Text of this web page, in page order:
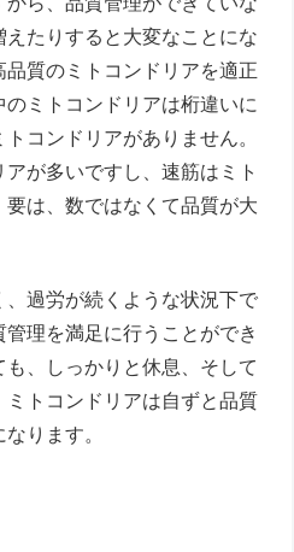
たりすると大変なことにな
質のミトコンドリアを適正
ミトコンドリアは桁違いに
コンドリアがありません。
が多いですし、速筋はミト
は、数ではなくて品質が大
過労が続くような状況下で
理を満足に行うことができ
、しっかりと休息、そして
トコンドリアは自ずと品質
ります。